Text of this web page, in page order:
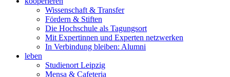
Wissenschaft & Transfer
Fördern & Stiften
Die Hochschule als Tagungsort
Mit Expertinnen und Experten netzwerken
In Verbindung bleiben: Alumni
leben
Studienort Leipzig
Mensa & Cafeteria